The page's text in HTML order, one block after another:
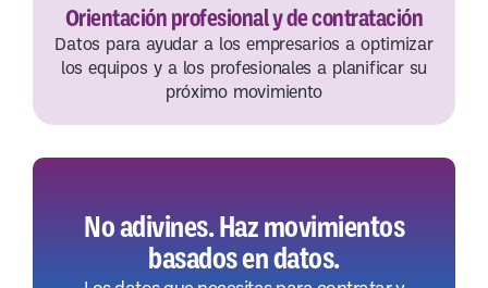
Orientación profesional y de contratación
Datos para ayudar a los empresarios a optimizar
los equipos y a los profesionales a planificar su
próximo movimiento
No adivines. Haz movimientos
basados en datos.